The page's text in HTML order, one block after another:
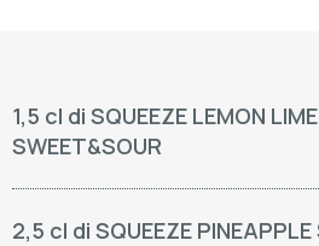
1,5 cl di SQUEEZE LEMON
SWEET&SOUR
2,5 cl di SQUEEZE PINEAPPLE